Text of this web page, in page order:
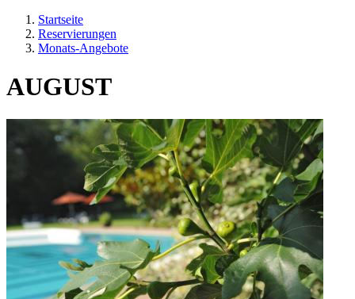
Startseite
Reservierungen
Monats-Angebote
AUGUST